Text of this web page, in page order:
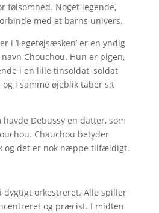
følsomhed. Noget legende,
med et barns univers.
i ’Legetøjsæsken’ er en yndig
Chouchou. Hun er pigen,
i en lille tinsoldat, soldat
og i samme øjeblik taber sit
Debussy en datter, som
Chauchou betyder
og det er nok næppe tilfældigt.
dygtigt orkestreret. Alle spiller
og præcist. I midten